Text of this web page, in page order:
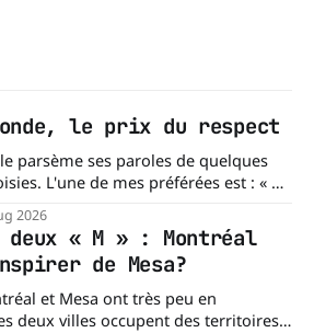
le prix du respect
est : « À
les absurdités de la vie. Chacun
siennes. Elle en a d'
2026
« M » : Montréal
de Mesa?
et Mesa ont très peu en
deux villes occupent des territoires